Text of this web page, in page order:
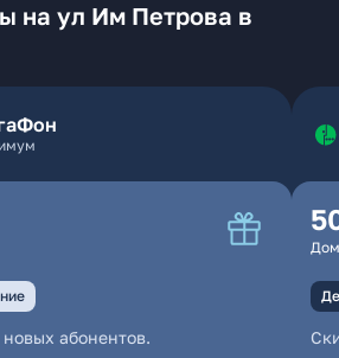
на ул Им Петрова в
абонентов.